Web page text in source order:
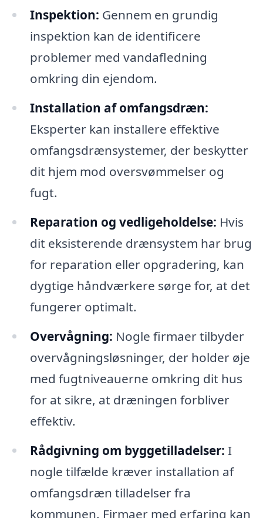
Inspektion: Gennem en grundig
inspektion kan de identificere
problemer med vandafledning
omkring din ejendom.
Installation af omfangsdræn:
Eksperter kan installere effektive
omfangsdrænsystemer, der beskytter
dit hjem mod oversvømmelser og
fugt.
Reparation og vedligeholdelse: Hvis
dit eksisterende drænsystem har brug
for reparation eller opgradering, kan
dygtige håndværkere sørge for, at det
fungerer optimalt.
Overvågning: Nogle firmaer tilbyder
overvågningsløsninger, der holder øje
med fugtniveauerne omkring dit hus
for at sikre, at dræningen forbliver
effektiv.
Rådgivning om byggetilladelser: I
nogle tilfælde kræver installation af
omfangsdræn tilladelser fra
kommunen. Firmaer med erfaring kan